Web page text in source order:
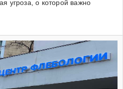
угроза, о которой важно